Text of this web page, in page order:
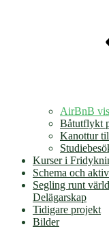
AirBnB
Båtutflykt
Kanottur
Kurser i
Schema och
Segling runt
Delägarskap
Tidigare projekt
Bilder